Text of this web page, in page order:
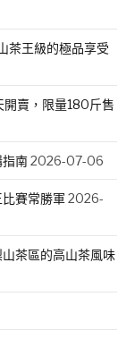
茶王級的極品享受
賣，限量180斤售
南2026-07-06
賽常勝軍 2026-
茶區的高山茶風味